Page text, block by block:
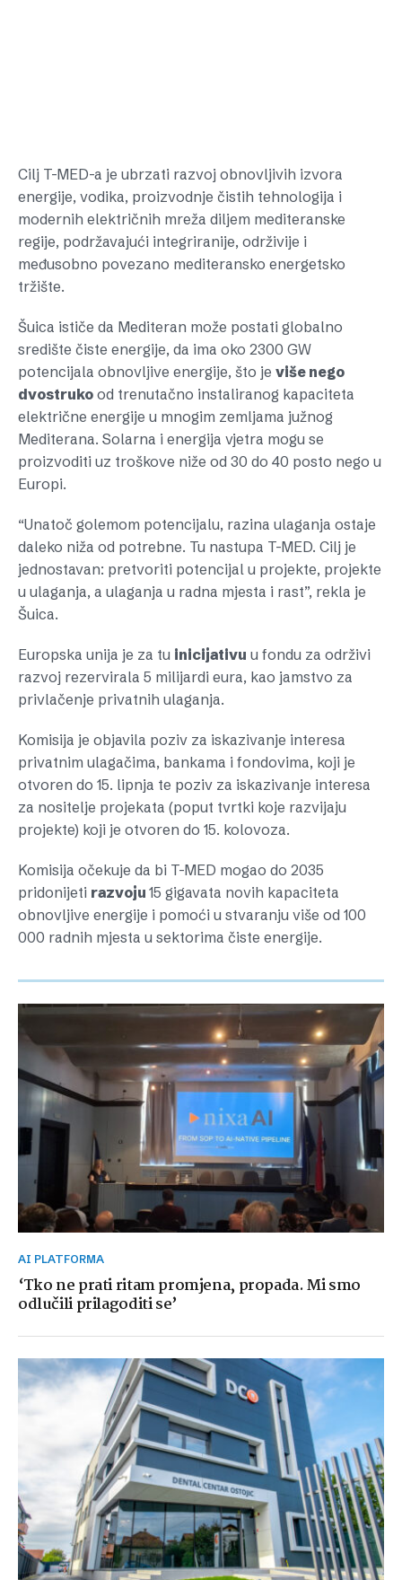
Cilj T-MED-a je ubrzati razvoj obnovljivih izvora
energije, vodika, proizvodnje čistih tehnologija i
modernih električnih mreža diljem mediteranske
regije, podržavajući integriranije, održivije i
međusobno povezano mediteransko energetsko
tržište.
Šuica ističe da Mediteran može postati globalno
središte čiste energije, da ima oko 2300 GW
potencijala obnovljive energije, što je više nego
dvostruko od trenutačno instaliranog kapaciteta
električne energije u mnogim zemljama južnog
Mediterana. Solarna i energija vjetra mogu se
proizvoditi uz troškove niže od 30 do 40 posto nego u
Europi.
“Unatoč golemom potencijalu, razina ulaganja ostaje
daleko niža od potrebne. Tu nastupa T-MED. Cilj je
jednostavan: pretvoriti potencijal u projekte, projekte
u ulaganja, a ulaganja u radna mjesta i rast”, rekla je
Šuica.
Europska unija je za tu inicijativu u fondu za održivi
razvoj rezervirala 5 milijardi eura, kao jamstvo za
privlačenje privatnih ulaganja.
Komisija je objavila poziv za iskazivanje interesa
privatnim ulagačima, bankama i fondovima, koji je
otvoren do 15. lipnja te poziv za iskazivanje interesa
za nositelje projekata (poput tvrtki koje razvijaju
projekte) koji je otvoren do 15. kolovoza.
Komisija očekuje da bi T-MED mogao do 2035
pridonijeti razvoju 15 gigavata novih kapaciteta
obnovljive energije i pomoći u stvaranju više od 100
000 radnih mjesta u sektorima čiste energije.
AI PLATFORMA
‘Tko ne prati ritam promjena, propada. Mi smo
odlučili prilagoditi se’